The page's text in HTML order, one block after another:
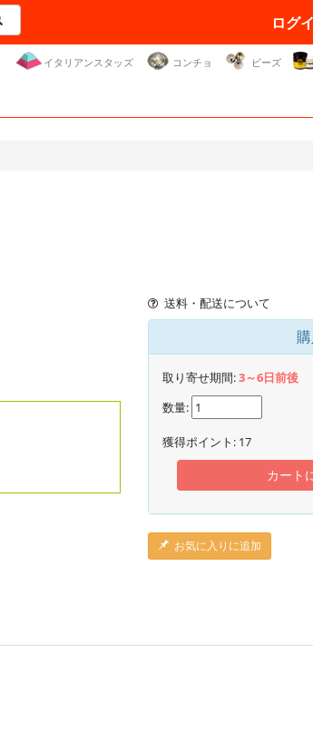
ログ
イタリアンスタッズ コンチョ ビーズ
送料・配送について
取り寄せ期間:3～6日前後
数量:
獲得ポイント: 17
カート
お気に入りに追加